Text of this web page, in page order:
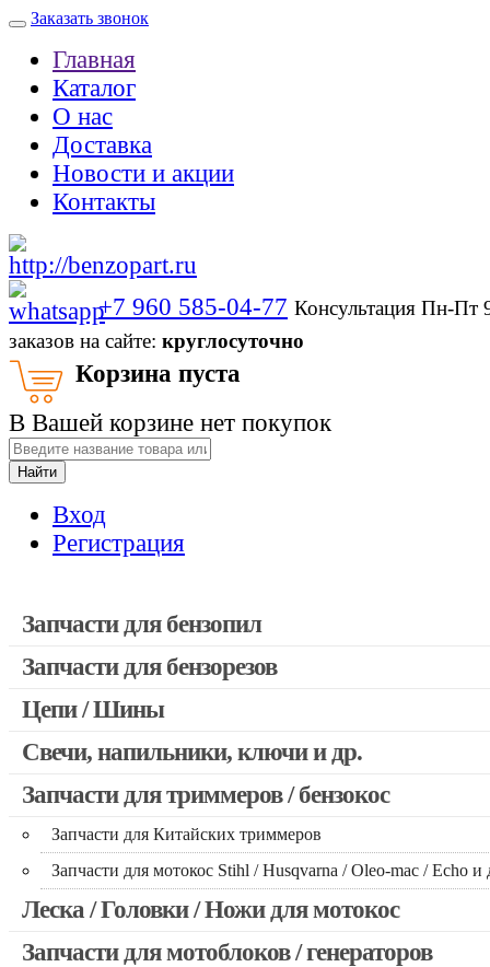
Заказать звонок
Главная
Каталог
О нас
Доставка
Новости и акции
Контакты
+7 960 585-04-77 Консультация Пн-
заказов на сайте: круглосуточно
Корзина пуста
В Вашей корзине нет покупок
Найти
Вход
Регистрация
Запчасти для бензопил
Запчасти для бензопил Stihl
Запчасти для бензопил Husqvarna, Partner
Запчасти для бензопил Oleo-mac, Echo и др.
Запчасти для бензорезов
Цепи / Шины
Свечи, напильники, ключи и др.
Запчасти для триммеров / бензокос
Запчасти для Китайских триммеров
Запчасти для мотокос Stihl / Husqvarna / Oleo-mac / Echo и
Леска / Головки / Ножи для мотокос
Запчасти для мотоблоков / генераторов